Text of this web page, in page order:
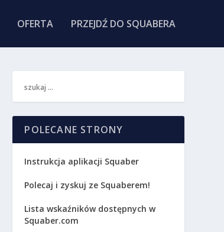
OFERTA PRZEJDŹ DO SQUABERA
POLECANE STRONY
Instrukcja aplikacji Squaber
Polecaj i zyskuj ze Squaberem!
Lista wskaźników dostępnych w
Squaber.com